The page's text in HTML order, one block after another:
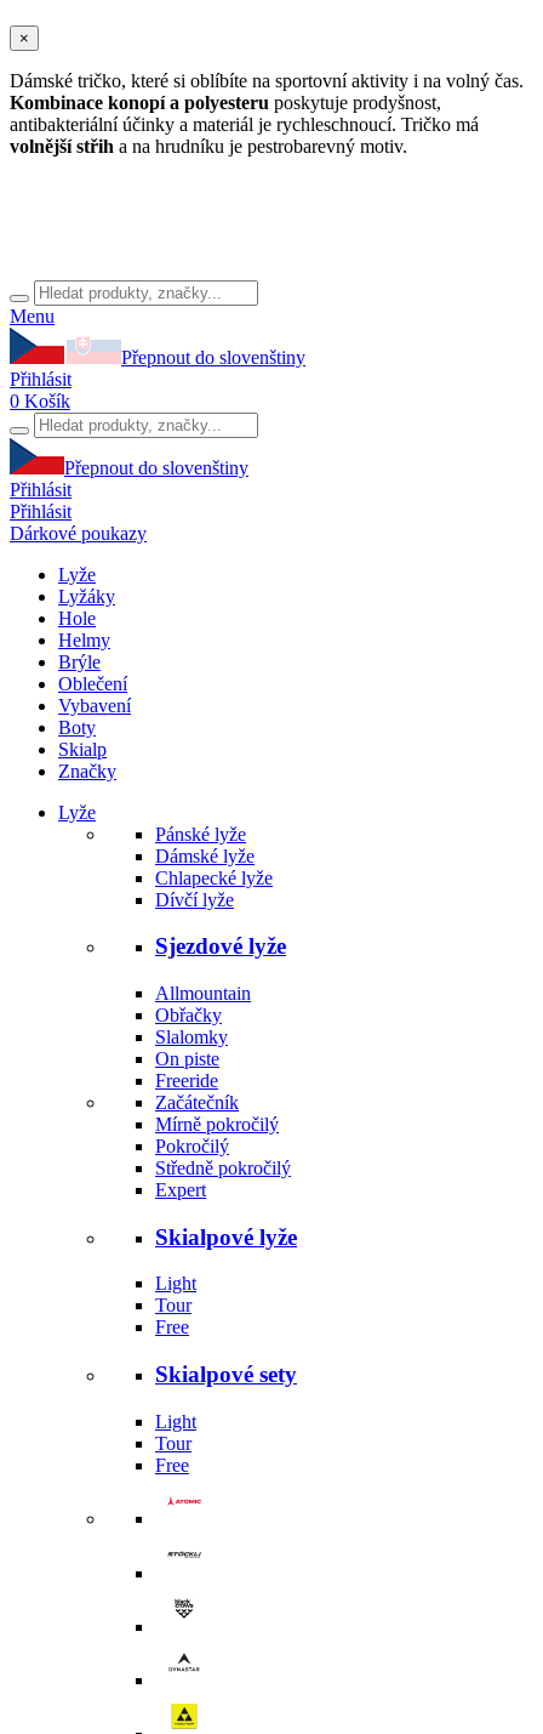
×
Dámské tričko, které si oblíbíte na sportovní aktivity i na volný čas.
Kombinace konopí a polyesteru poskytuje prodyšnost,
antibakteriální účinky a materiál je rychleschnoucí. Tričko má
volnější střih a na hrudníku je pestrobarevný motiv.
Menu
Přepnout do slovenštiny
Přihlásit
0 Košík
Přepnout do slovenštiny
Přihlásit
Přihlásit
Dárkové poukazy
Lyže
Lyžáky
Hole
Helmy
Brýle
Oblečení
Vybavení
Boty
Skialp
Značky
Lyže
Pánské lyže
Dámské lyže
Chlapecké lyže
Dívčí lyže
Sjezdové lyže
Allmountain
Obřačky
Slalomky
On piste
Freeride
Začátečník
Mírně pokročilý
Pokročilý
Středně pokročilý
Expert
Skialpové lyže
Light
Tour
Free
Skialpové sety
Light
Tour
Free